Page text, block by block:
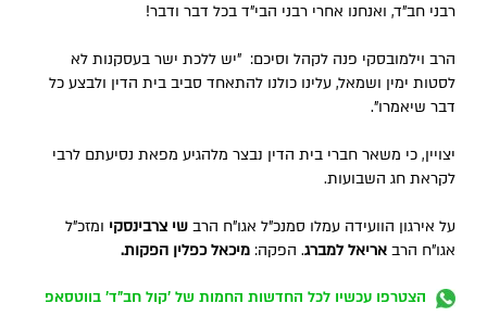
רבני חב"ד, ואנחנו אחרי רבני הבי"ד בכל דבר ודבר!
הרב וילמובסקי פנה לקהל וסיכם: "יש ללכת ישר בעסקנות לא
לסטות ימין ושמאל, עלינו כולנו להתאחד סביב בית הדין ולבצע כל
דבר שיאמרו".
יצויין, כי משאר חברי בית הדין נבצר מלהגיע מפאת נסיעתם לרבי
לקראת חג השבועות.
על אירגון הוועידה עמלו סמנכ"ל אגו"ח הרב שי צרבינסקי ומזכ"ל
אגו"ח הרב אריאל למברג. הפקה: מיכאל כפלין הפקות.
הצטרפו עכשיו לכל החדשות החמות של 'קול חב"ד' בווטסאפ